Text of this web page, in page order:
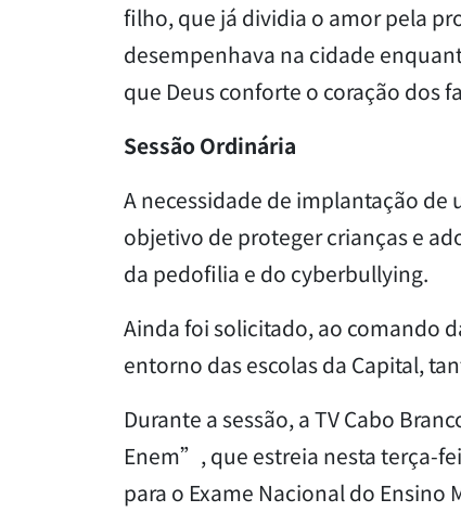
filho, que já dividia o amor pela
desempenhava na cidade
que Deus conforte o coração dos
Sessão Ordinária
A necessidade de implantação
objetivo de proteger crianças e
da pedofilia e do cyberbullying.
Ainda foi solicitado, ao comando
entorno das escolas da Capital,
Durante a sessão, a TV Cabo
Enem”, que estreia nesta terça-
para o Exame Nacional do Ensino